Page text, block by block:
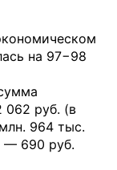
на 97−98
062 руб. (в
964 тыс.
— 690 руб.